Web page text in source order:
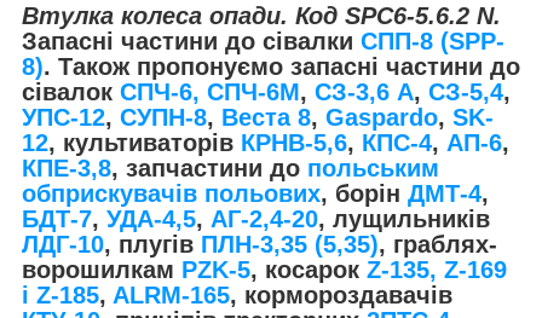
Втулка колеса опади. Код SPC6-5.6.2 N.
Запасні частини до сівалки СПП-8 (SPP-
8). Також пропонуємо запасні частини до
сівалок СПЧ-6, СПЧ-6М, СЗ-3,6 А, СЗ-5,4,
УПС-12, СУПН-8, Веста 8, Gaspardo, SK-
12, культиваторів КРНВ-5,6, КПС-4, АП-6,
КПЕ-3,8, запчастини до польським
обприскувачів польових, борін ДМТ-4,
БДТ-7, УДА-4,5, АГ-2,4-20, лущильників
ЛДГ-10, плугів ПЛН-3,35 (5,35), граблях-
ворошилкам PZK-5, косарок Z-135, Z-169
і Z-185, ALRM-165, кормороздавачів​​​​​​​